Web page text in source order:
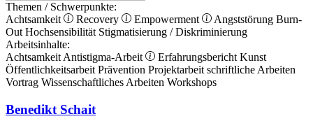
Themen / Schwerpunkte:
Achtsamkeit
Recovery Empowerment Angststörung Burn-
Out Hochsensibilität Stigmatisierung / Diskriminierung
Arbeitsinhalte:
Achtsamkeit Antistigma-Arbeit Erfahrungsbericht Kunst
Öffentlichkeitsarbeit Prävention Projektarbeit schriftliche Arbeiten
Vortrag Wissenschaftliches Arbeiten Workshops
Benedikt Schait